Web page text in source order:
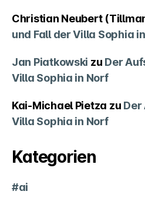
Christian Neubert
und Fall der Villa Sophia
Jan Piatkowski zu Der
Villa Sophia in Norf
Kai-Michael Pietza zu Der
Villa Sophia in Norf
Kategorien
#ai